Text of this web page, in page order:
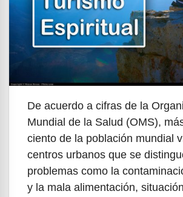
De acuerdo a cifras de la
Mundial de la Salud (OMS),
ciento de la población mundial
centros urbanos que se
problemas como la
y la mala alimentación,